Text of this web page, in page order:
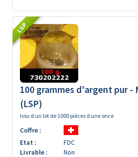
LSP
100 grammes d'argent pur -
(LSP)
Issu d un lot de 1000 pièces d une once
Coffre :
Etat :
FDC
Livrable :
Non